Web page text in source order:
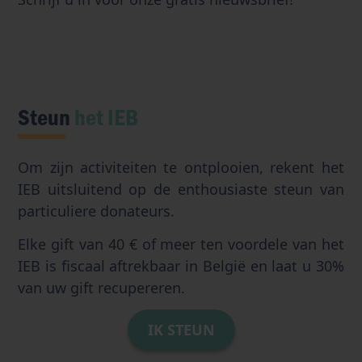
Steun het IEB
Om zijn activiteiten te ontplooien, rekent het
IEB uitsluitend op de enthousiaste steun van
particuliere donateurs.
Elke gift van 40 € of meer ten voordele van het
IEB is fiscaal aftrekbaar in België en laat u 30%
van uw gift recupereren.
IK STEUN